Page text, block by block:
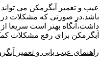
عیب و تعمیر آبگرمکن می
باشد.در صورتی که مشکلات
داشت،آنگاه بهتر است
آبگرمکن برای رفع مشکلات
راهنمای عیب یابی و تعمیر